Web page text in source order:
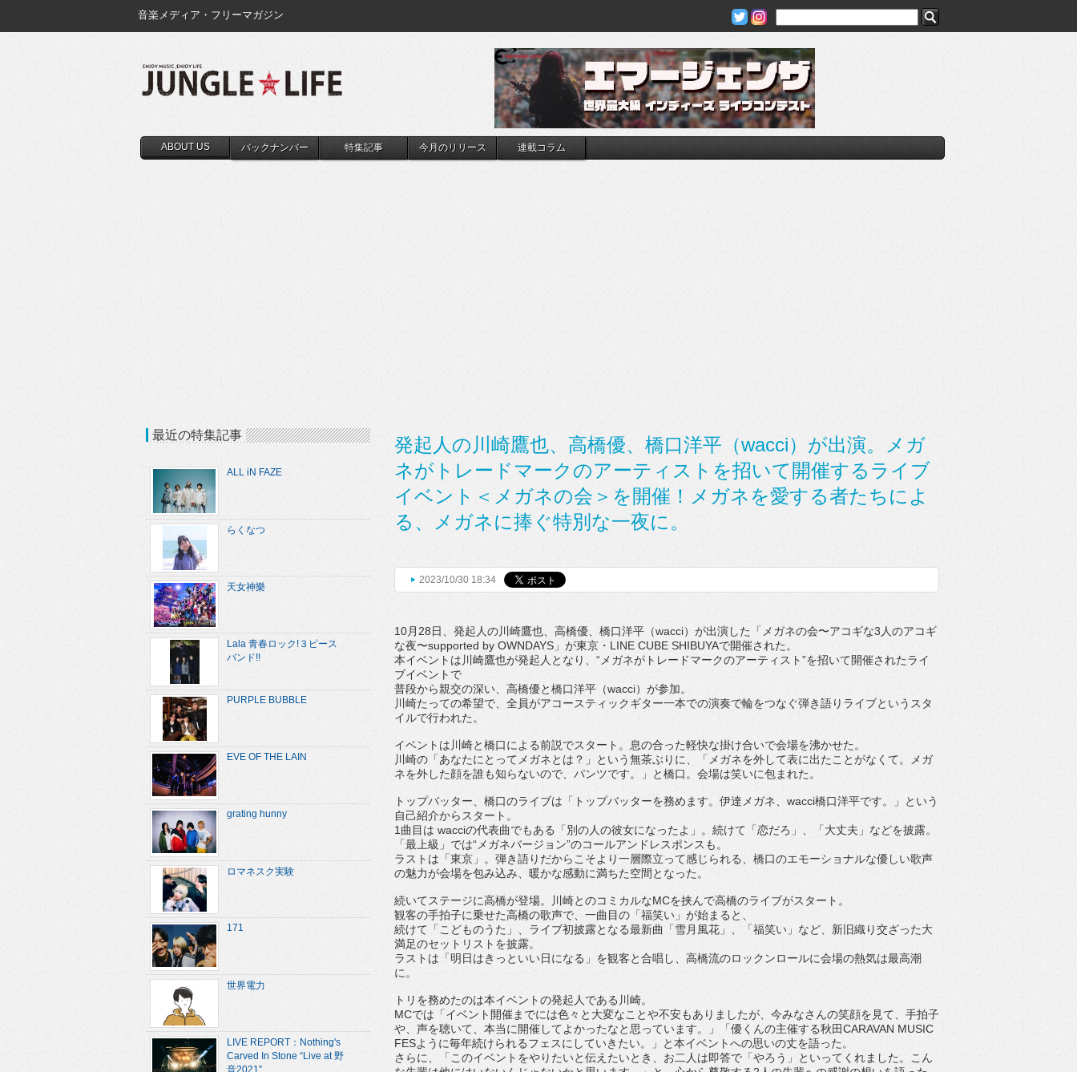
音楽メディア・フリーマガジン
ABOUT US バックナンバー 特集記事 今月のリリース 連載コラム
発起人の川崎鷹也、高橋優、橋口洋平（wacci）が出演。メガ
ネがトレードマークのアーティストを招いて開催するライブ
イベント＜メガネの会＞を開催！メガネを愛する者たちによ
る、メガネに捧ぐ特別な一夜に。
2023/10/30 18:34
10月 28日、発起人の川崎鷹也、高橋優、橋口洋平 （wacci）が出演した「メガネの会〜アコギな3 人のアコギ
な夜〜supported by OWNDAYS 」が東京・ LINE CUBE SHIBUYAで開催された。
本イベントは川崎鷹也が発起人となり、“ メガネがトレードマークのアーティスト”を招いて開催されたライ
ブイベントで
普段から親交の深い、高橋優と橋口洋平（wacci）が参加。
川崎たっての希望で、 全員がアコースティックギター一本での演奏で輪をつなぐ弾き語り ライブというスタ
イルで行われた。
イベントは川崎と橋口による前説でスタート。 息の合った軽快な掛け合いで会場を沸かせた。
川崎の「あなたにとってメガネとは？」という無茶ぶりに、「 メガネを外して表に出たことがなくて。
メガ
ネを外した顔を誰も知らないので、パンツです。」と橋口。 会場は笑いに包まれた。
トップバッター、橋口のライブは「トップバッターを務めます。 伊達メガネ、 wacci橋口洋平です。」
という
自己紹介からスタート。
1 曲目は wacciの代表曲でもある「別の人の彼女になったよ」。続けて「恋だろ」、「大丈夫」 などを披露。
「最上級」では“メガネバージョン”のコールアンドレスポンスも。
ラストは「東京」。 弾き語りだからこそより一層際立って感じられる、 橋口のエモーショナルな優しい歌声
の魅力が会場を包み込み、 暖かな感動に満ちた空間となった。
続いてステージに高橋が登場。川崎とのコミカルなMCを挟んで高橋のライブがスタート。
観客の手拍子に乗せた高橋の歌声で、一曲目の「福笑い」 が始まると、
続けて「こどものうた」、ライブ初披露となる最新曲「雪月風花」
、「福笑い」など、 新旧織り交ざった大
満足のセットリストを披露。
ラストは「明日はきっといい日になる」を観客と合唱し、 高橋流のロックンロールに会場の熱気は最高潮
に。
トリを務めたのは本イベントの発起人である川崎。
MCでは「イベント開催までには色々と大変なことや不安もありましたが、 今みなさんの笑顔を見て、手拍子
や、声を聴いて、 本当に開催してよかったなと思っています。」「優くんの主催する秋田CARAVAN MUSIC
FESように毎年続けられるフェスにしていきたい。」
と本イベントへの思いの丈を語った。
さらに、「このイベントをやりたいと伝えたいとき、 お二人は即答で「やろう」といってくれました。
こん
最近の特集記事
ALL iN FAZE
らくなつ
天女神樂
Lala 青春ロック!３ピース
バンド!!
PURPLE BUBBLE
EVE OF THE LAIN
grating hunny
ロマネスク実験
171
世界電力
LIVE REPORT：Nothing's
Carved In Stone “Live at 野
音2021”...